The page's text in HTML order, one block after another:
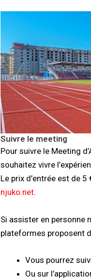
Suivre le meeting
Pour suivre le Meeting
souhaitez vivre
Le prix d’entrée est de
njuko.net.
Si assister en personne
plateformes proposent
Vous pourrez
Ou sur